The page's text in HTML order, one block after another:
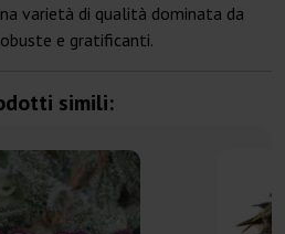
varietà di qualità dominata da
e gratificanti.
simili: